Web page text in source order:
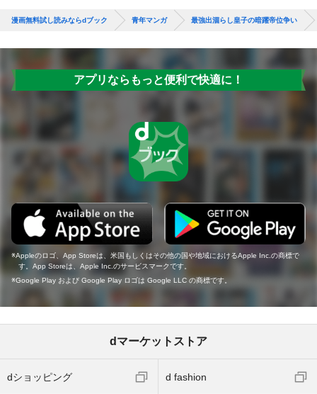
漫画無料試し読みならdブック 青年マンガ 最強出涸らし皇子の暗躍帝位争い
アプリならもっと便利で快適に！
Appleのロゴ、App Storeは、米国もしくはその他の国や地域におけるApple Inc.の商標で
す。App Storeは、Apple Inc.のサービスマークです。
Google Play および Google Play ロゴは Google LLC の商標です。
dマーケットストア
dショッピング d fashion